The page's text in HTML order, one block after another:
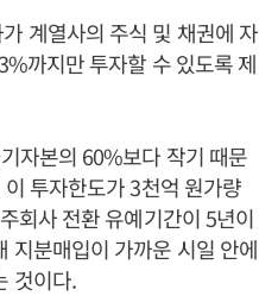
계열사의 주식 및 채권에 자
까지만 투자할 수 있도록 제
자본의 60%보다 작기 때문
투자한도가 3천억 원가량
회사 전환 유예기간이 5년이
지분매입이 가까운 시일 안에
것이다.